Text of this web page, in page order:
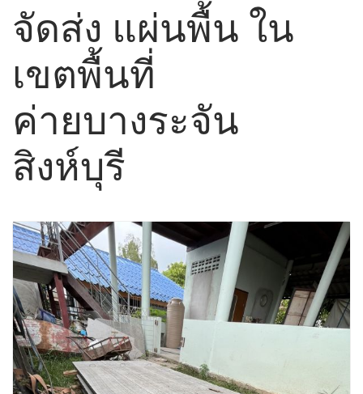
จัดส่ง แผ่นพื้น ใน
เขตพื้นที่
ค่ายบางระจัน
สิงห์บุรี